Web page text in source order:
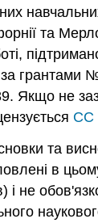
та
грантами
Якщо не
CC
та
в
і не